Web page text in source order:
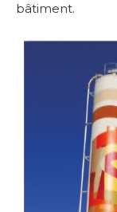
bâtiment.